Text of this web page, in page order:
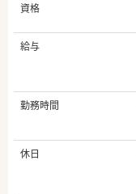
資格
給与
勤務時間
休日